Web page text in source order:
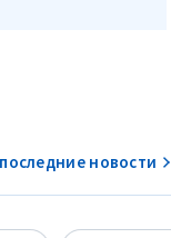
новости